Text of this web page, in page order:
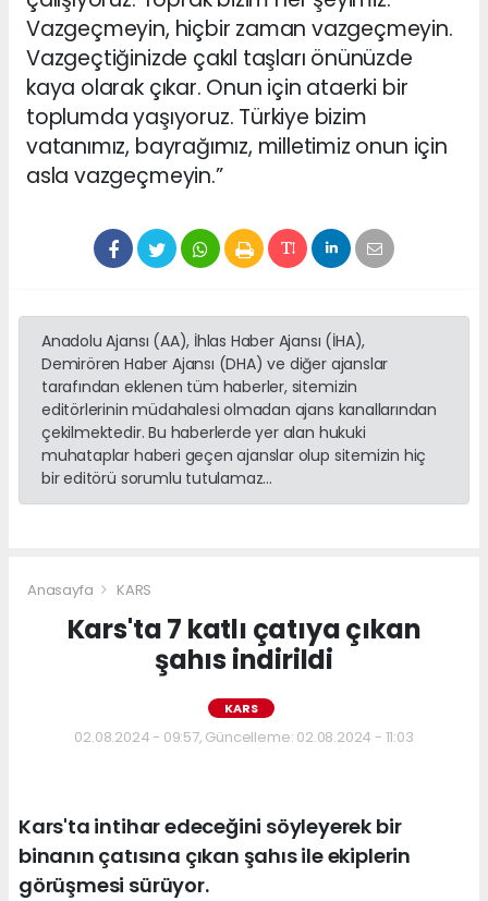
Vazgeçmeyin, hiçbir zaman vazgeçmeyin.
Vazgeçtiğinizde çakıl taşları önünüzde
kaya olarak çıkar. Onun için ataerki bir
toplumda yaşıyoruz. Türkiye bizim
vatanımız, bayrağımız, milletimiz onun için
asla vazgeçmeyin.”
Anadolu Ajansı (AA), İhlas Haber Ajansı (İHA),
Demirören Haber Ajansı (DHA) ve diğer ajanslar
tarafından eklenen tüm haberler, sitemizin
editörlerinin müdahalesi olmadan ajans kanallarından
çekilmektedir. Bu haberlerde yer alan hukuki
muhataplar haberi geçen ajanslar olup sitemizin hiç
bir editörü sorumlu tutulamaz...
Anasayfa KARS
Kars'ta 7 katlı çatıya çıkan
şahıs indirildi
KARS
02.08.2024 - 09:57, Güncelleme: 02.08.2024 - 11:03
Kars'ta intihar edeceğini söyleyerek bir
binanın çatısına çıkan şahıs ile ekiplerin
görüşmesi sürüyor.